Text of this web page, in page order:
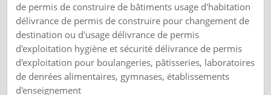
de permis de construire de bâtiments usage d'habitation
délivrance de permis de construire pour changement de
destination ou d'usage délivrance de permis
d'exploitation hygiène et sécurité délivrance de permis
d'exploitation pour boulangeries, pâtisseries, laboratoires
de denrées alimentaires, gymnases, établissements
d'enseignement